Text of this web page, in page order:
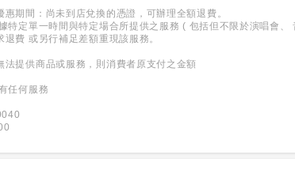
期間：尚未到店兌換的憑證，可辦理全額退費。
特定單一時間與特定場合所提供之服務 ( 包括但不限於演唱會
費 或另行補足差額重現該服務。
法提供商品或服務，則消費者原支付之金額
任何服務